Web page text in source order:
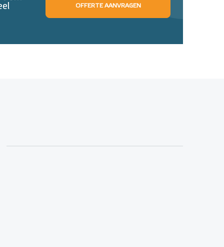
OFFERTE AANVRAGEN